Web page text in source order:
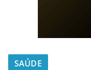
SAÚDE